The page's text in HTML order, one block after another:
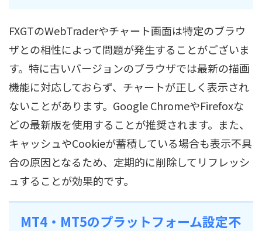
FXGTのWebTraderやチャート画面は特定のブラウ
ザとの相性によって問題が発生することがございま
す。特に古いバージョンのブラウザでは最新の描画
機能に対応しておらず、チャートが正しく表示され
ないことがあります。Google ChromeやFirefoxな
どの最新版を使用することが推奨されます。また、
キャッシュやCookieが蓄積している場合も表示不具
合の原因となるため、定期的に削除してリフレッシ
ュすることが効果的です。
MT4・MT5のプラットフォーム設定不